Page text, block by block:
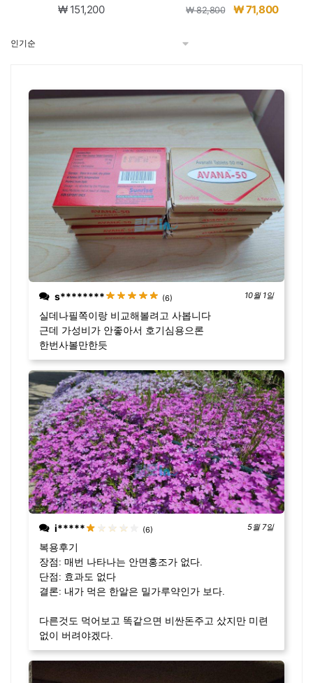
₩151,200 ₩82,800
원
₩71,800현
s******** (6) 10월 1일
실데나필쪽이랑 비교해볼려고 사봅니다
근데 가성비가 안좋아서 호기심용으론
한번사볼만한듯
i***** (6) 5월 7일
복용후기
장점: 매번 나타나는 안면홍조가 없다.
단점: 효과도 없다
결론: 내가 먹은 한알은 밀가루약인가 보다.
다른것도 먹어보고 똑같으면 비싼돈주고 샀지만 미련
없이 버려야겠다.